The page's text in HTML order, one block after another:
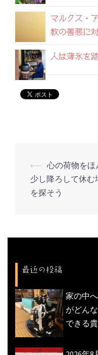
マルクス・
教の善悪に
人は薄氷を
投
稿
ナ
シ
ョ
ン
⟵ 心の荷物をほ
少し降ろして休む
を探そう
最近の投稿
家の中
がどん
できる